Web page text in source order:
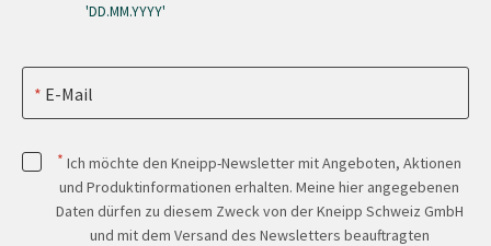
'DD.MM.YYYY'
E-Mail
* Ich möchte den Kneipp-Newsletter mit Angeboten, Aktionen
und Produktinformationen erhalten. Meine hier angegebenen
Daten dürfen zu diesem Zweck von der Kneipp Schweiz GmbH
und mit dem Versand des Newsletters beauftragten